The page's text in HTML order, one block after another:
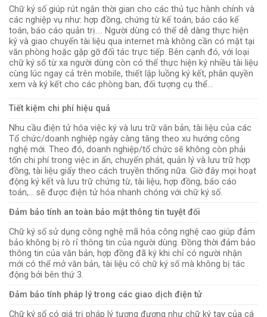
Chữ ký số giúp rút ngắn thời gian cho các thủ tục hành chính và
các nghiệp vụ như: hợp đồng, chứng từ kế toán, báo cáo kế
toán, báo cáo quản trị…. Người dùng có thể dễ dàng thực hiện
ký và giao chuyển tài liệu qua internet mà không cần có mặt tại
văn phòng hoặc gặp gỡ đối tác trực tiếp. Bên cạnh đó, với loại
chữ ký số từ xa người dùng còn có thể thực hiện ký nhiều tài liệu
cùng lúc ngay cả trên mobile, thiết lập luồng ký kết, phân quyền
xem và ký kết cho các phòng ban, đối tượng cụ thể…
Tiết kiệm chi phí hiệu quả
Nhu cầu điện tử hóa việc ký và lưu trữ văn bản, tài liệu của các
Tổ chức/doanh nghiệp ngày càng tăng theo xu hướng công
nghệ mới. Theo đó, doanh nghiệp/tổ chức sẽ không còn phải
tốn chi phí trong việc in ấn, chuyển phát, quản lý và lưu trữ hợp
đồng, tài liệu giấy theo cách truyền thống nữa. Giờ đây mọi hoạt
động ký kết và lưu trữ chứng từ, tài liệu, hợp đồng, báo cáo
toán,… sẽ được điện tử hóa nhanh chóng với chữ ký số.
Đảm bảo tính an toàn bảo mật thông tin tuyệt đối
Chữ ký số sử dụng công nghệ mã hóa công nghệ cao giúp đảm
bảo không bị rò rỉ thông tin của người dùng. Đồng thời đảm bảo
thông tin của văn bản, hợp đồng đã ký khi chỉ có người nhận
mới có thể mở văn bản, tài liệu có chữ ký số mà không bị tác
động bởi bên thứ 3.
Đảm bảo tính pháp lý trong các giao dịch điện tử
Chữ ký số có giá trị pháp lý tương đương như chữ ký tay của cá